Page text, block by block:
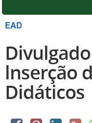
EAD
lnserção
Didáticos